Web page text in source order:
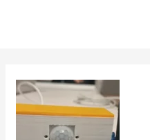
Capteur
de
mouvement